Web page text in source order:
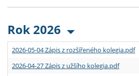
Rok 2026
2026-05-04 Zápis z rozšířeného kolegia.pdf
2026-04-27 Zápis z užšího kolegia.pdf